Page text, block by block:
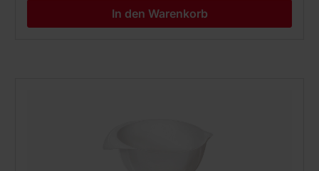
In den Warenkorb